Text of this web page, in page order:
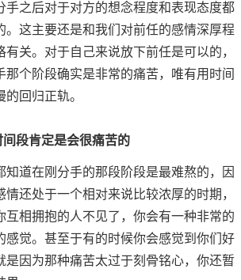
手之后对于对方的想念程度和表现态度都
。这主要还是和我们对前任的感情深厚程
关。对于自己来说放下前任是可以的，
那个阶段确实是非常的痛苦，唯有用时间
回归正轨。
段肯定是会很痛苦的
知道在刚分手的那段阶段是最难熬的，因
还处于一个相对来说比较浓厚的时期，
互相拥抱的人不见了，你会有一种非常的
感觉。甚至于有的时候你会感觉到你们好
是因为那种痛苦太过于刻骨铭心，你还暂